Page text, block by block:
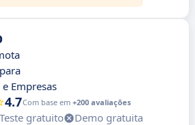
Empresas
4.7Com base em +200 avaliações
Teste gratuito
Demo gratuita